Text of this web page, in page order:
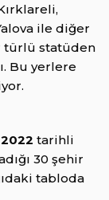
ile diğer
türlü statüden
Bu yerlere
tarihli
30 şehir
tabloda